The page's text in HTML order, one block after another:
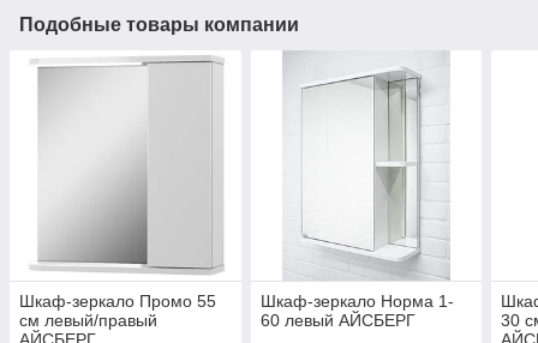
Подобные товары компании
Шкаф-зеркало Промо 55
см левый/правый
Шкаф-зеркало Норма 1-
60 левый АЙСБЕРГ
30